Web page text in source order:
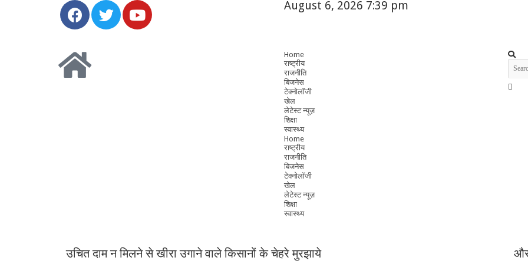
August 6, 2026 7:39 pm
Home
राष्ट्रीय
राजनीति
बिजनेस
टेक्नोलॉजी
खेल
लेटेस्ट न्यूज़
शिक्षा
स्वास्थ्य
Home
राष्ट्रीय
राजनीति
बिजनेस
टेक्नोलॉजी
खेल
लेटेस्ट न्यूज़
शिक्षा
स्वास्थ्य
उचित दाम न मिलने से खीरा उगाने वाले किसानों के चेहरे मुरझाये